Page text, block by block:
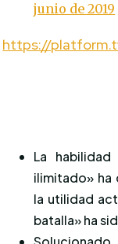
junio de 2019
https://
La
ilimitado» ha
la utilidad
batalla» ha